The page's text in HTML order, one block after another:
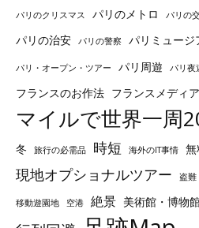
パリのクリスマス パリのメトロ パリの
パリの治安 パリの警察 パリミュージ
パリ・オープン・ツアー パリ周遊 パリ夜
フランスのお作法 フランスメディア
マイルで世界一周
冬
旅行の必需品 時短 海外のIT事情
現地オプショナルツアー 盗難
移動遊園地 空港 絶景 美術館・博物